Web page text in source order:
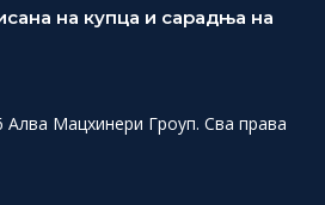
на купца и сарадња на
Алва Мацхинери Гроуп. Сва права